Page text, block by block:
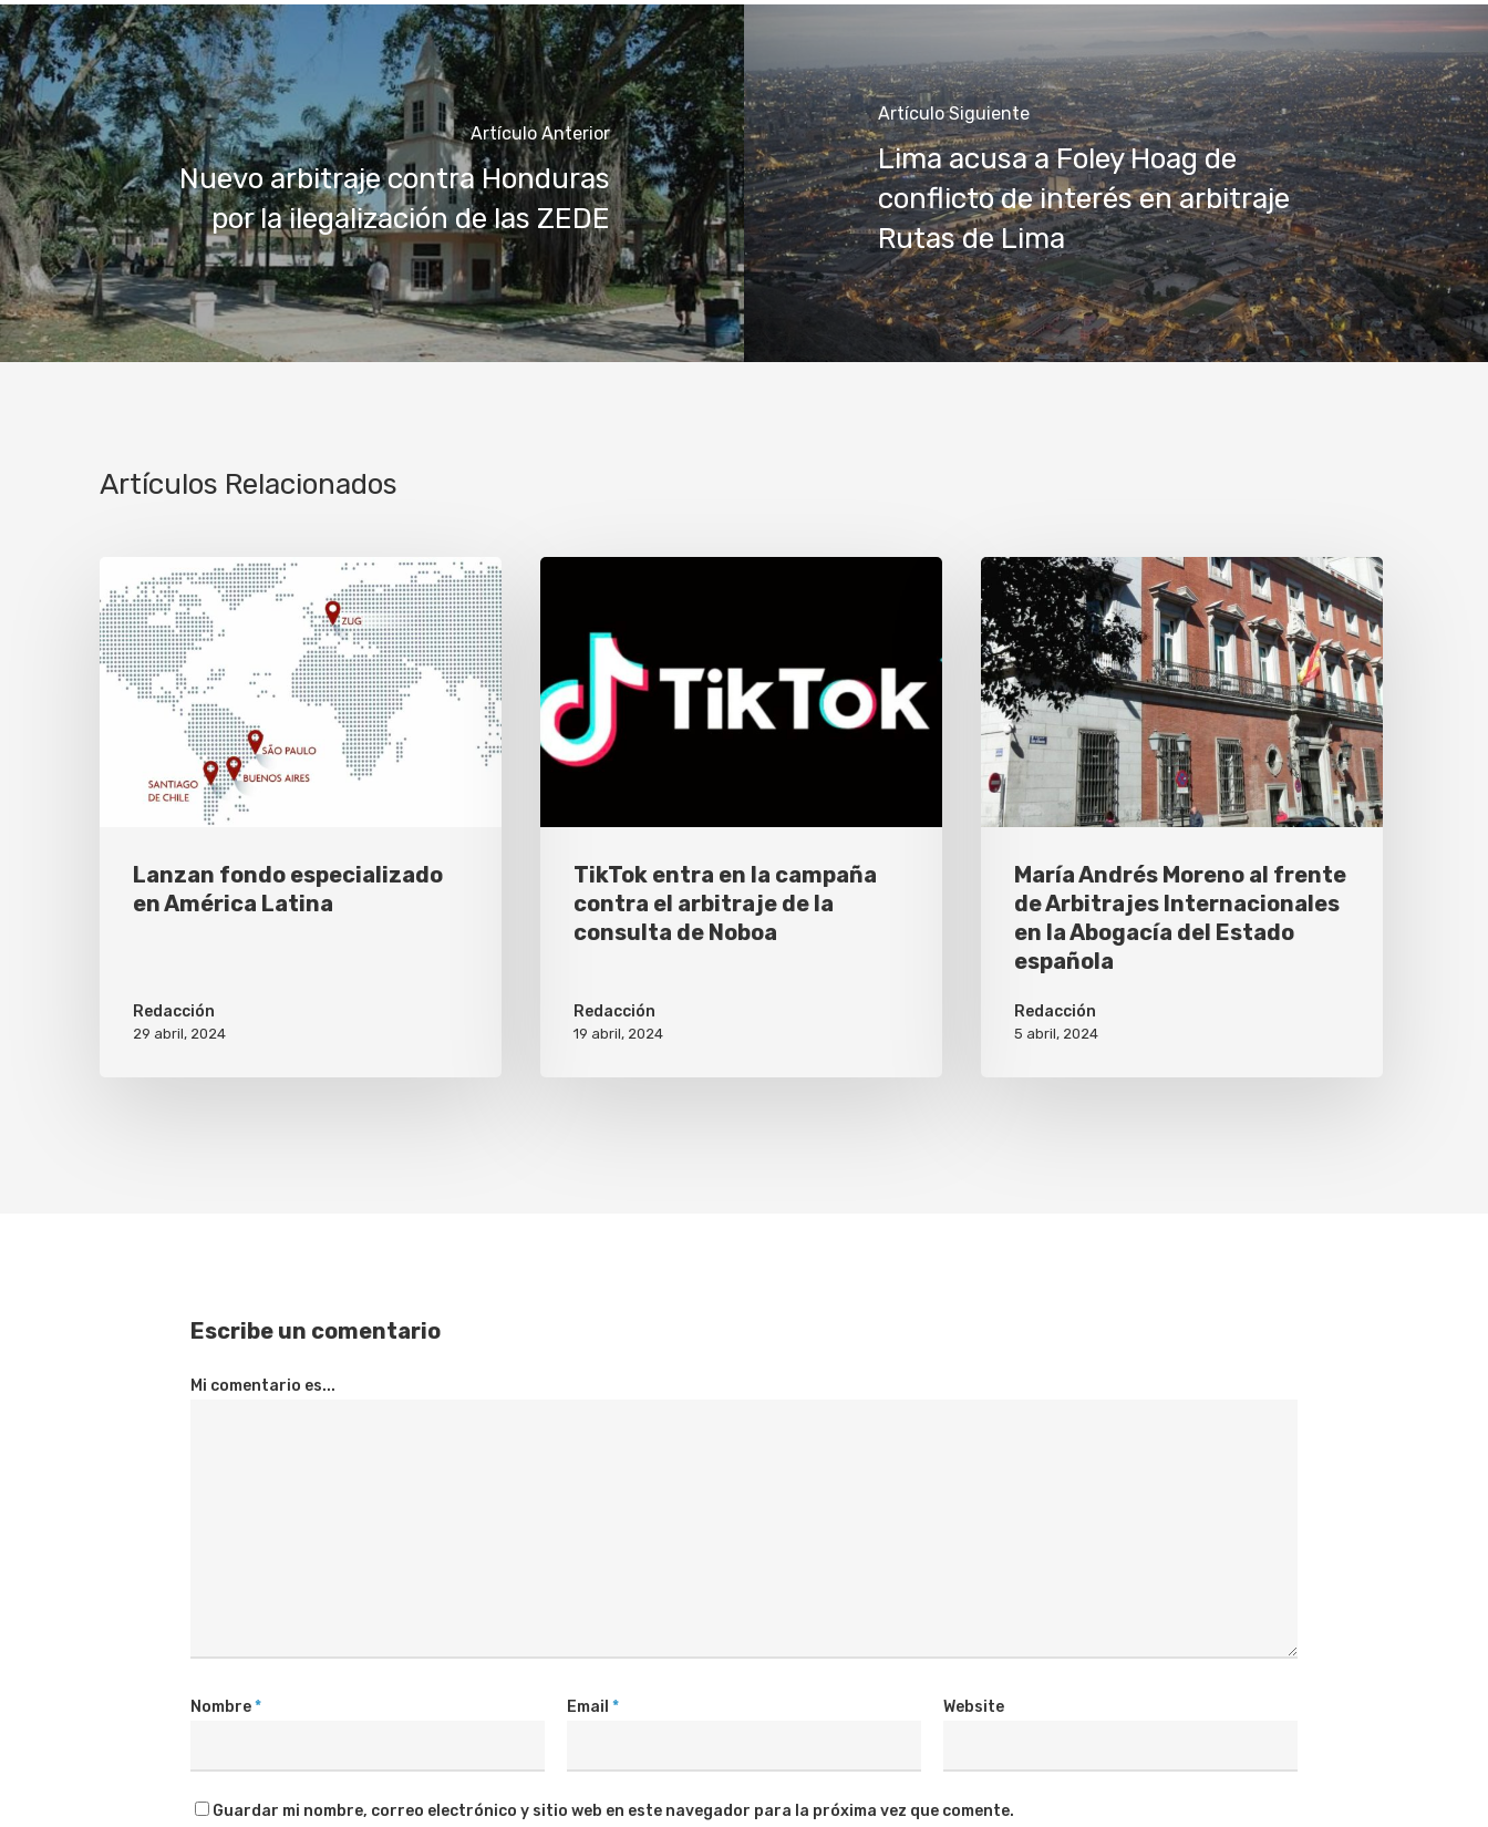
Artículo Anterior
Nuevo arbitraje contra Honduras
por la ilegalización de las ZEDE
Artículo Siguiente
Lima acusa a Foley Hoag de
conflicto de interés en arbitraje
Rutas de Lima
Artículos Relacionados
Lanzan fondo especializado
en América Latina
Redacción
29 abril, 2024
TikTok entra en la campaña
contra el arbitraje de la
consulta de Noboa
Redacción
19 abril, 2024
María Andrés Moreno al frente
de Arbitrajes Internacionales
en la Abogacía del Estado
española
Redacción
5 abril, 2024
Escribe un comentario
Mi comentario es...
Nombre* Email * Website
Guardar mi nombre, correo electrónico y sitio web en este navegador para la próxima vez que comente.